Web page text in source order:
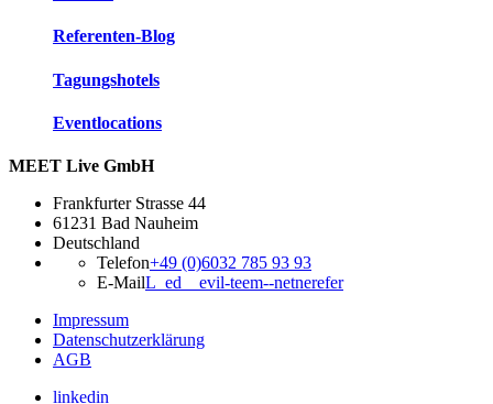
Referenten-Blog
Tagungshotels
Eventlocations
MEET Live GmbH
Frankfurter Strasse 44
61231 Bad Nauheim
Deutschland
Telefon+49 (0)6032 785 93 93
E-MailL_ed__evil-teem--netnerefer
Impressum
Datenschutzerklärung
AGB
linkedin